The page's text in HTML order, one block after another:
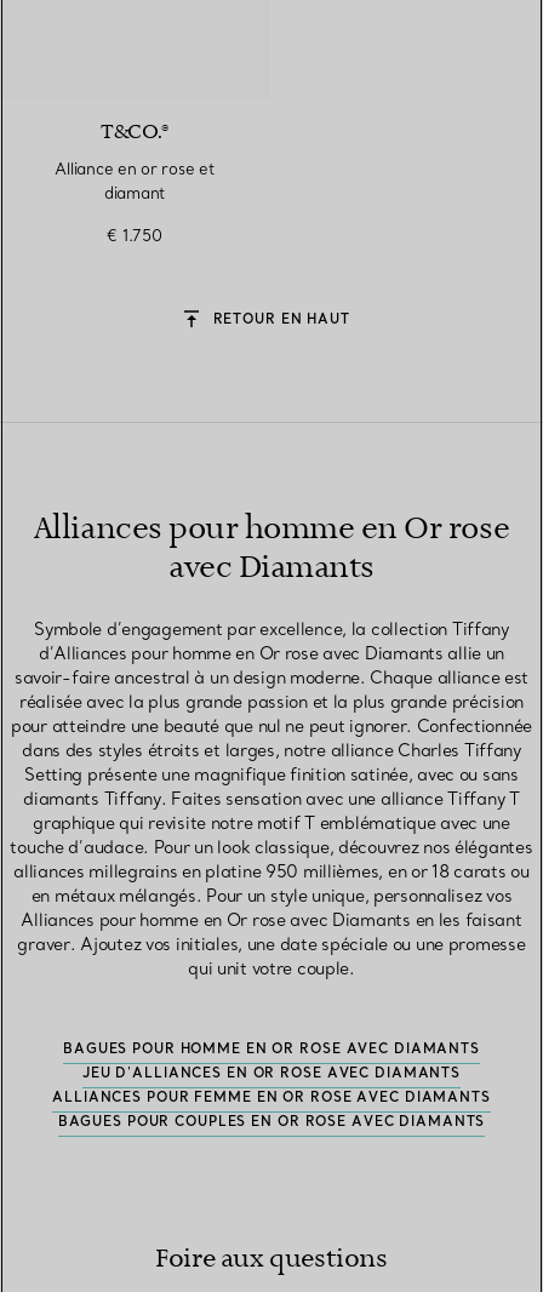
T&CO.®
Alliance en or rose et
diamant
€ 1.750
RETOUR EN HAUT
Alliances pour homme en Or rose
avec Diamants
Symbole d’engagement par excellence, la collection Tiffany
d’Alliances pour homme en Or rose avec Diamants allie un
savoir-faire ancestral à un design moderne. Chaque alliance est
réalisée avec la plus grande passion et la plus grande précision
pour atteindre une beauté que nul ne peut ignorer. Confectionnée
dans des styles étroits et larges, notre alliance Charles Tiffany
Setting présente une magnifique finition satinée, avec ou sans
diamants Tiffany. Faites sensation avec une alliance Tiffany T
graphique qui revisite notre motif T emblématique avec une
touche d’audace. Pour un look classique, découvrez nos élégantes
alliances millegrains en platine 950 millièmes, en or 18 carats ou
en métaux mélangés. Pour un style unique, personnalisez vos
Alliances pour homme en Or rose avec Diamants en les faisant
graver. Ajoutez vos initiales, une date spéciale ou une promesse
qui unit votre couple.
BAGUES POUR HOMME EN OR ROSE AVEC DIAMANTS
JEU D'ALLIANCES EN OR ROSE AVEC DIAMANTS
ALLIANCES POUR FEMME EN OR ROSE AVEC DIAMANTS
BAGUES POUR COUPLES EN OR ROSE AVEC DIAMANTS
Foire aux questions